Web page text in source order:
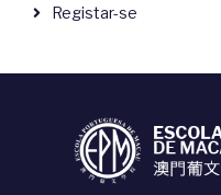
Registar-se